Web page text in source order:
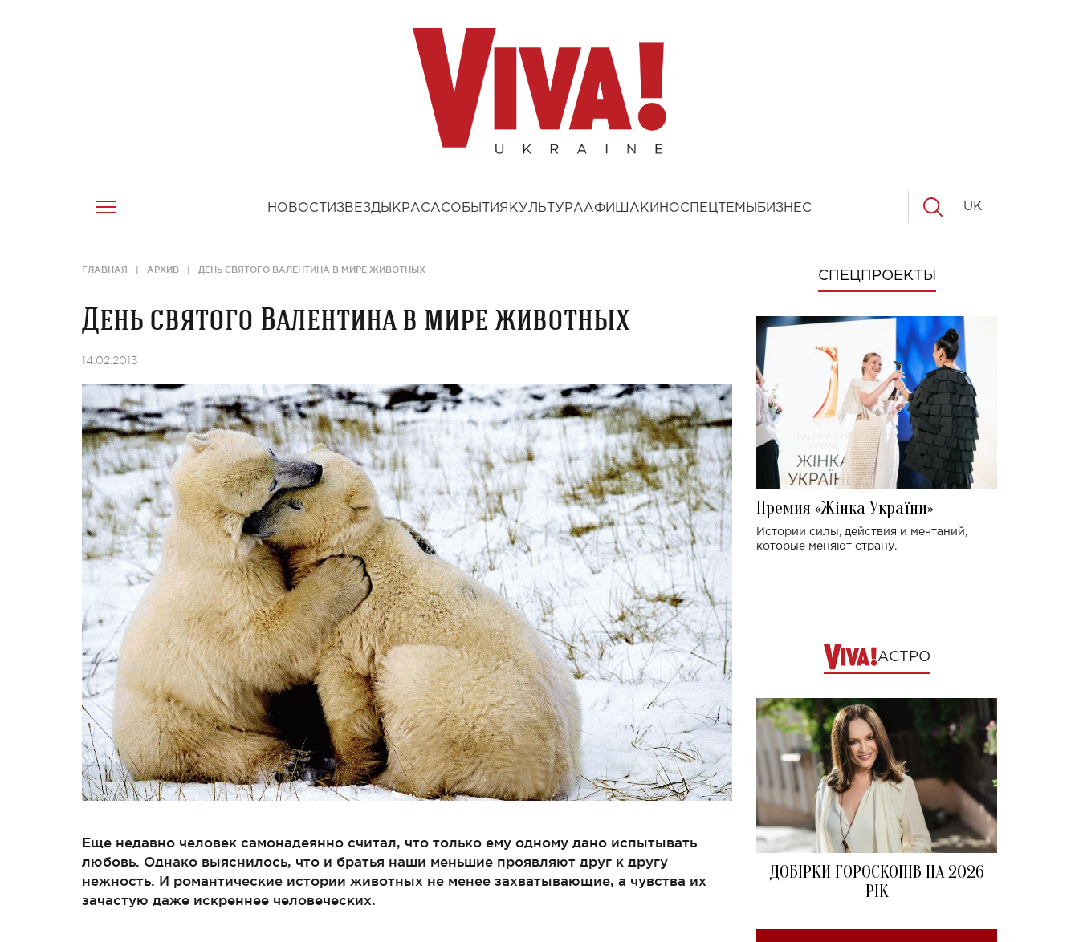
НОВОСТИ ЗВЕЗДЫ КРАСАСОБЫТИЯ КУЛЬТУРААФИША КИНОСПЕЦТЕМЫ БИЗНЕС UK
ГЛАВНАЯ АРХИВ ДЕНЬ СВЯТОГО ВАЛЕНТИНА В МИРЕ ЖИВОТНЫХ
День святого Валентина в мире животных
14.02.2013
Еще недавно человек самонадеянно считал, что только ему одному дано испытывать
любовь. Однако выяснилось, что и братья наши меньшие проявляют друг к другу
нежность. И романтические истории животных не менее захватывающие, а чувства их
зачастую даже искреннее человеческих.
СПЕЦПРОЕКТЫ
Премия «Жінка України»
Истории силы, действия и мечтаний,
которые меняют страну.
АСТРО
ДОБІРКИ ГОРОСКОПІВ НА 2026
РІК